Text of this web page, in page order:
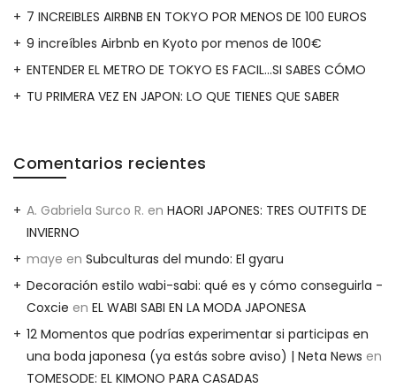
7 INCREIBLES AIRBNB EN TOKYO POR MENOS DE 100 EUROS
9 increíbles Airbnb en Kyoto por menos de 100€
ENTENDER EL METRO DE TOKYO ES FACIL…SI SABES CÓMO
TU PRIMERA VEZ EN JAPON: LO QUE TIENES QUE SABER
Comentarios recientes
A. Gabriela Surco R. en HAORI JAPONES: TRES OUTFITS DE
INVIERNO
maye en Subculturas del mundo: El gyaru
Decoración estilo wabi-sabi: qué es y cómo conseguirla -
Coxcie en EL WABI SABI EN LA MODA JAPONESA
12 Momentos que podrías experimentar si participas en
una boda japonesa (ya estás sobre aviso) | Neta News en
TOMESODE: EL KIMONO PARA CASADAS